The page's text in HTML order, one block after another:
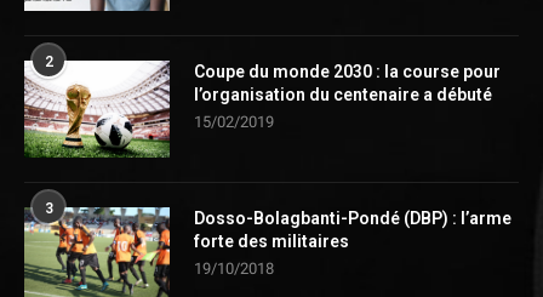
2
Coupe du monde 2030 : la course pour
l’organisation du centenaire a débuté
15/02/2019
3
Dosso-Bolagbanti-Pondé (DBP) : l’arme
forte des militaires
19/10/2018